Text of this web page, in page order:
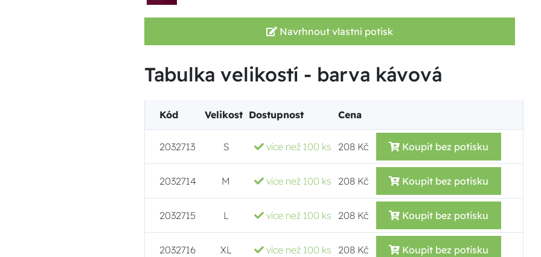
Navrhnout vlastní potisk
Tabulka velikostí - barva kávová
Kód Velikost Dostupnost Cena
2032713 S více než 100 ks 208 Kč Koupit bez potisku
2032714 M více než 100 ks 208 Kč Koupit bez potisku
2032715 L více než 100 ks 208 Kč Koupit bez potisku
2032716 XL více než 100 ks 208 Kč Koupit bez potisku